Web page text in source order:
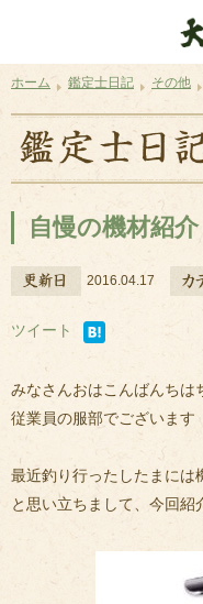
ホーム 鑑定士日記 その他
自慢の機材紹介
2016.04.17
ツイート
みなさんおはこんばんちは
従業員の服部でございます
最近釣り行ったしたまには
と思い立ちまして、今回紹